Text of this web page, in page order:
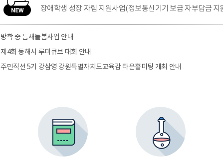
방학 중 틈새돌봄사업 안내
제4회 동해시 루미큐브 대회 안내
주민직선 5기 강삼영 강원특별자치도교육감 타운홀미팅 개최 안내